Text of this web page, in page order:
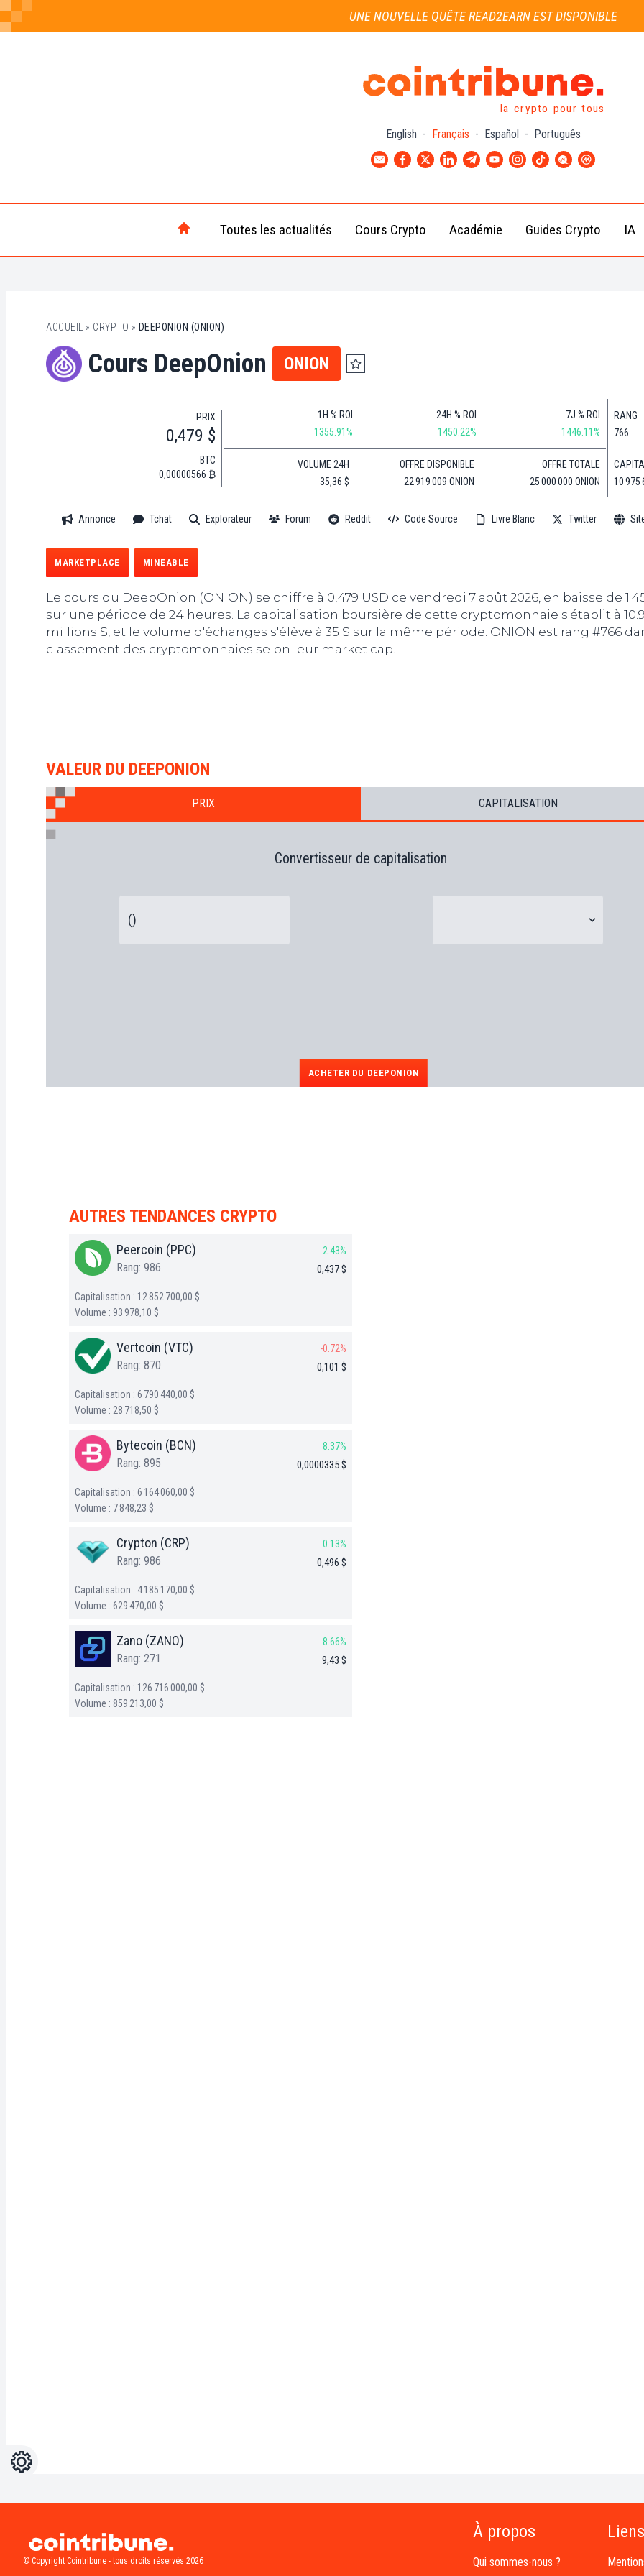
UNE NOUVELLE QUÊTE READ2EARN EST DISPONIBLE
la crypto pour tous
English - Français - Español - Português
Toutes les actualités
Crypto
Cours Crypto
(BTC)
Dogecoin
Académie
Débutant
Intermédiaire
Guides Crypto IA
ACCUEIL » CRYPTO » DEEPONION (ONION)
Cours DeepOnion ONION
PRIX
0,479 $
BTC
0,00000566 ₿
1H % ROI
1355.91%
24H % ROI
1450.22%
7J % ROI
1446.11%
VOLUME 24H
35,36 $
OFFRE DISPONIBLE
22 919 009 ONION
OFFRE TOTALE
25 000 000 ONION
RANG
766
10 975
Annonce Tchat Explorateur Forum Reddit Code Source Livre Blanc Twitter
MARKETPLACE MINEABLE
Le cours du DeepOnion (ONION) se chiffre à 0,479 USD ce vendredi 7 août 2026, en baisse de 1
sur une période de 24 heures. La capitalisation boursière de cette cryptomonnaie s'établit à
millions $, et le volume d'échanges s'élève à 35 $ sur la même période. ONION est rang #766
classement des cryptomonnaies selon leur market cap.
VALEUR DU DEEPONION
PRIX CAPITALISATION
Convertisseur de capitalisation
ACHETER DU DEEPONION
AUTRES TENDANCES CRYPTO
Peercoin (PPC)
Rang: 986
2.43%
0,437 $
Capitalisation : 12 852 700,00 $
Volume : 93 978,10 $
Vertcoin (VTC)
Rang: 870
-0.72%
0,101 $
Capitalisation : 6 790 440,00 $
Volume : 28 718,50 $
Bytecoin (BCN)
Rang: 895
8.37%
0,0000335 $
Capitalisation : 6 164 060,00 $
Volume : 7 848,23 $
Crypton (CRP)
Rang: 986
0.13%
0,496 $
Capitalisation : 4 185 170,00 $
Volume : 629 470,00 $
Zano (ZANO)
Rang: 271
8.66%
9,43 $
Capitalisation : 126 716 000,00 $
Volume : 859 213,00 $
Réglages
© Copyright Cointribune - tous droits réservés 2026
À propos
Qui sommes-nous ?